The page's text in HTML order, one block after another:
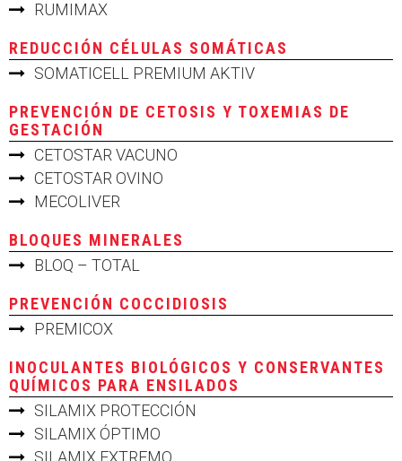
RUMIMAX
REDUCCIÓN CÉLULAS SOMÁTICAS
SOMATICELL PREMIUM AKTIV
PREVENCIÓN DE CETOSIS Y TOXEMIAS DE
GESTACIÓN
CETOSTAR VACUNO
CETOSTAR OVINO
MECOLIVER
BLOQUES MINERALES
BLOQ – TOTAL
PREVENCIÓN COCCIDIOSIS
PREMICOX
INOCULANTES BIOLÓGICOS Y CONSERVANTES
QUÍMICOS PARA ENSILADOS
SILAMIX PROTECCIÓN
SILAMIX ÓPTIMO